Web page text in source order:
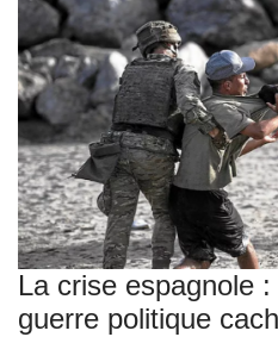
La crise espagnole
guerre politique